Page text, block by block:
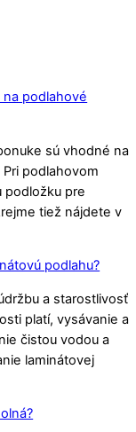
podlahové
sú vhodné na
podlahovom
podložku pre
tiež nájdete v
podlahu?
a starostlivosť
platí, vysávanie a
čistou vodou a
laminátovej